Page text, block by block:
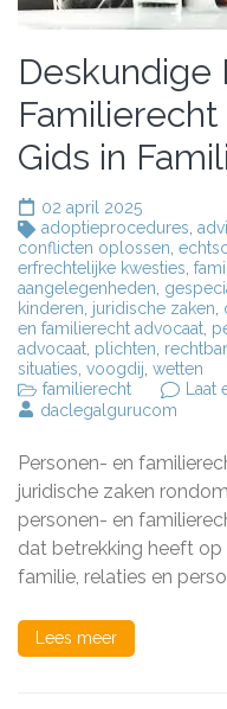
Deskundige
Gids in
02 april 2025
adoptieprocedures
conflicten oplossen
erfrechtelijke kwesties
aangelegenheden
kinderen juridische zaken
en familierecht advocaat
advocaat plichten
situaties voogdij wetten
familierecht
daclegalgurucom
Personen- en
juridische zaken
personen- en
dat betrekking heeft
familie, relaties en
Lees meer